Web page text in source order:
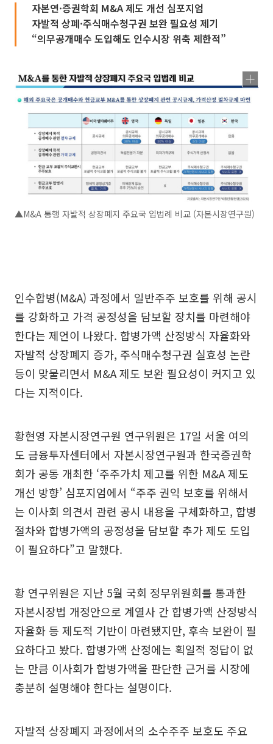
자본연·증권학회 M&A 제도 개선 심포지엄
자발적 상폐·주식매수청구권 보완 필요성 제기
“의무공개매수 도입해도 인수시장 위축 제한적”
▲M&A 통행 자발적 상장폐지 주요국 입법례 비교 (자본시장연구원)
인수합병(M&A) 과정에서 일반주주 보호를 위해 공시
를 강화하고 가격 공정성을 담보할 장치를 마련해야
한다는 제언이 나왔다. 합병가액 산정방식 자율화와
자발적 상장폐지 증가, 주식매수청구권 실효성 논란
등이 맞물리면서 M&A 제도 보완 필요성이 커지고 있
다는 지적이다.
황현영 자본시장연구원 연구위원은 17일 서울 여의
도 금융투자센터에서 자본시장연구원과 한국증권학
회가 공동 개최한 ‘주주가치 제고를 위한 M&A 제도
개선 방향’ 심포지엄에서 “주주 권익 보호를 위해서
는 이사회 의견서 관련 공시 내용을 구체화하고, 합병
절차와 합병가액의 공정성을 담보할 추가 제도 도입
이 필요하다”고 말했다.
황 연구위원은 지난 5월 국회 정무위원회를 통과한
자본시장법 개정안으로 계열사 간 합병가액 산정방식
자율화 등 제도적 기반이 마련됐지만, 후속 보완이 필
요하다고 봤다. 합병가액 산정에는 획일적 정답이 없
는 만큼 이사회가 합병가액을 판단한 근거를 시장에
충분히 설명해야 한다는 설명이다.
자발적 상장폐지 과정에서의 소수주주 보호도 주요